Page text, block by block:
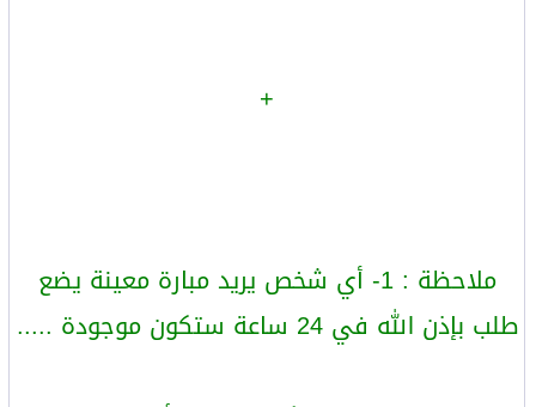
+
ملاحظة : 1- أي شخص يريد مبارة معينة يضع
طلب بإذن الله في 24 ساعة ستكون موجودة .....